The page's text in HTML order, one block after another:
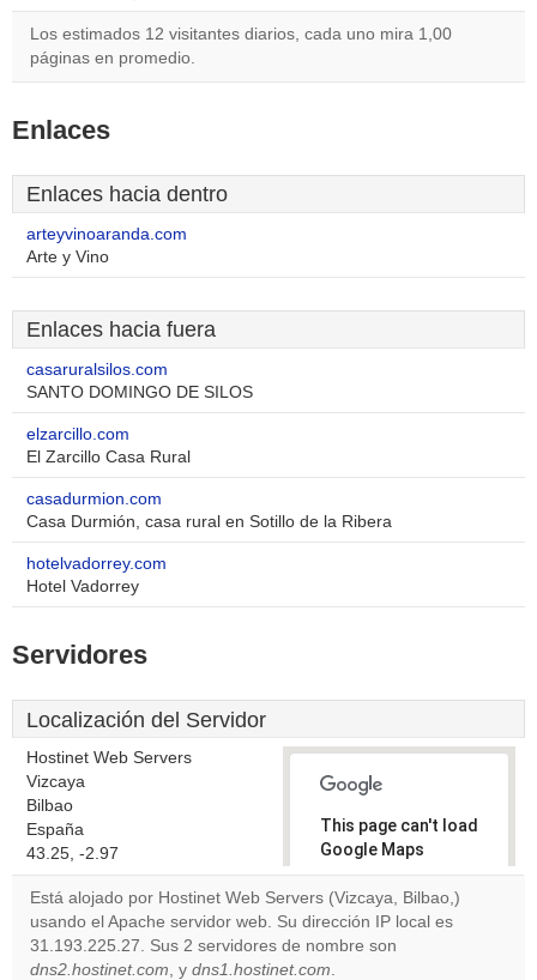
Los estimados 12 visitantes diarios, cada uno mira 1,00
páginas en promedio.
Enlaces
Enlaces hacia dentro
arteyvinoaranda.com
Arte y Vino
Enlaces hacia fuera
casaruralsilos.com
SANTO DOMINGO DE SILOS
elzarcillo.com
El Zarcillo Casa Rural
casadurmion.com
Casa Durmión, casa rural en Sotillo de la Ribera
hotelvadorrey.com
Hotel Vadorrey
Servidores
Localización del Servidor
Hostinet Web Servers
Vizcaya
Bilbao
España
43.25, -2.97
This page can't load
Google Maps
correctly.
Do you
own this
Está alojado por Hostinet Web Servers (Vizcaya, Bilbao,)
usando el Apache servidor web. Su dirección IP local es
31.193.225.27. Sus 2 servidores de nombre son
dns2.hostinet.com, y dns1.hostinet.com.